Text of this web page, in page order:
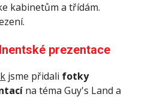
kabinetům a třídám.
prezentace
jsme přidali fotky
na téma Guy's Land a